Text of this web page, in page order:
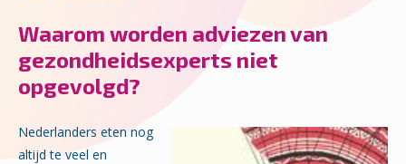
Waarom worden adviezen van
gezondheidsexperts niet
opgevolgd?
Nederlanders eten nog
altijd te veel en